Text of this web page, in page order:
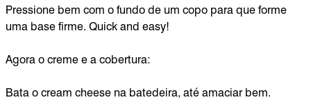
Pressione bem com o fundo de um copo para que forme
uma base firme. Quick and easy!
Agora o creme e a cobertura:
Bata o cream cheese na batedeira, até amaciar bem.